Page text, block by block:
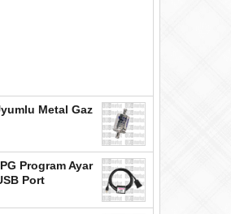
Metal Gaz
Program Ayar
Port